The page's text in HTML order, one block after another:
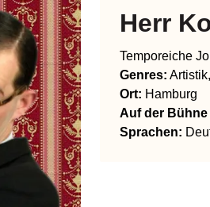
Herr
Temporeiche
Genres:
Ort: Hamburg
Auf der Bühne
Sprachen: